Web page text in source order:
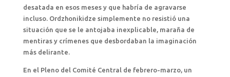
desatada en esos meses y que habría de agravarse
incluso. Ordzhonikidze simplemente no resistió una
situación que se le antojaba inexplicable, maraña de
mentiras y crímenes que desbordaban la imaginación
más delirante.
En el Pleno del Comité Central de febrero-marzo, un